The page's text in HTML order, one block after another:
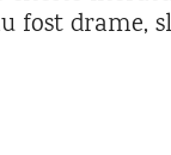
fost drame,